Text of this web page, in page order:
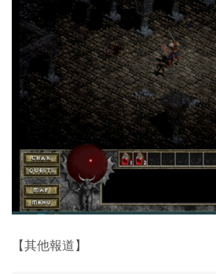
【其他報道】